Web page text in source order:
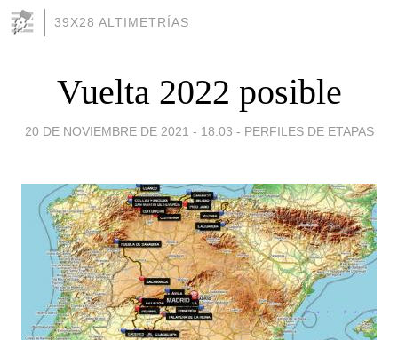
39X28 ALTIMETRÍAS
Vuelta 2022 posible
20 DE NOVIEMBRE DE 2021 - 18:03 - PERFILES DE ETAPAS